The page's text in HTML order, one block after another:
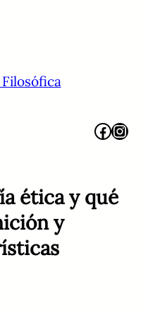
Facebook Instagram
ética y qué
y